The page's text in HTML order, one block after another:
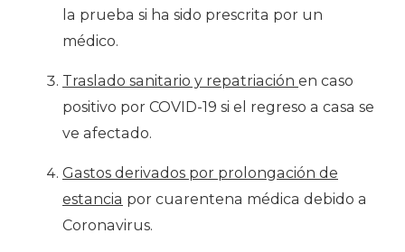
la prueba si ha sido prescrita por un
médico.
Traslado sanitario y repatriación en caso
positivo por COVID-19 si el regreso a casa se
ve afectado.
Gastos derivados por prolongación de
estancia por cuarentena médica debido a
Coronavirus.